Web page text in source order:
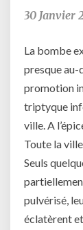
30 Janvier
La bombe
presque au-
promotion
triptyque
ville. A
Toute la
Seuls
pulvérisé,
éclatèrent